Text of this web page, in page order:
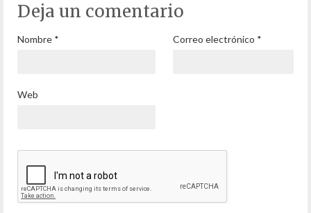
Deja un comentario
Nombre * Correo electrónico *
Web